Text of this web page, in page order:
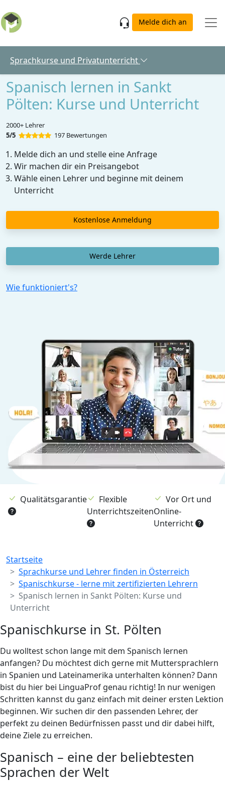
Melde dich an
Sprachkurse und Privatunterricht
Spanisch lernen in Sankt
Pölten: Kurse und Unterricht
2000+ Lehrer
5/5
197 Bewertungen
Melde dich an und stelle eine Anfrage
Wir machen dir ein Preisangebot
Wähle einen Lehrer und beginne mit deinem
Unterricht
Kostenlose Anmeldung
Werde Lehrer
Wie funktioniert's?
Qualitätsgarantie
Flexible
Unterrichtszeiten
Vor Ort und
Online-
Unterricht
Breadcrumb
Startseite
Sprachkurse und Lehrer finden in Österreich
Spanischkurse - lerne mit zertifizierten Lehrern
Spanisch lernen in Sankt Pölten: Kurse und
Unterricht
Spanischkurse in St. Pölten
Du wolltest schon lange mit dem Spanisch lernen
anfangen? Du möchtest dich gerne mit Muttersprachlern
in Spanien und Lateinamerika unterhalten können? Dann
bist du hier bei LinguaProf genau richtig! In nur wenigen
Schritten kannst du ganz einfach mit deiner ersten Lektion
beginnen. Wir suchen dir den passenden Lehrer, der
perfekt zu deinen Bedürfnissen passt und dir dabei hilft,
deine Ziele zu erreichen.
Spanisch – eine der beliebtesten
Sprachen der Welt